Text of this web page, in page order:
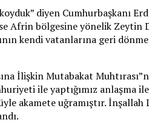
diyen Cumhurbaşkanı
Afrin bölgesine yönelik Zeytin
kendi vatanlarına geri
İlişkin Mutabakat
ile yaptığımız anlaşma
akamete uğramıştır. İnşallah